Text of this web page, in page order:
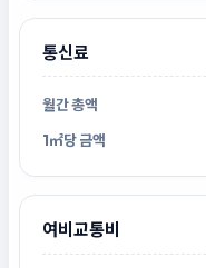
통신료
여비교통비